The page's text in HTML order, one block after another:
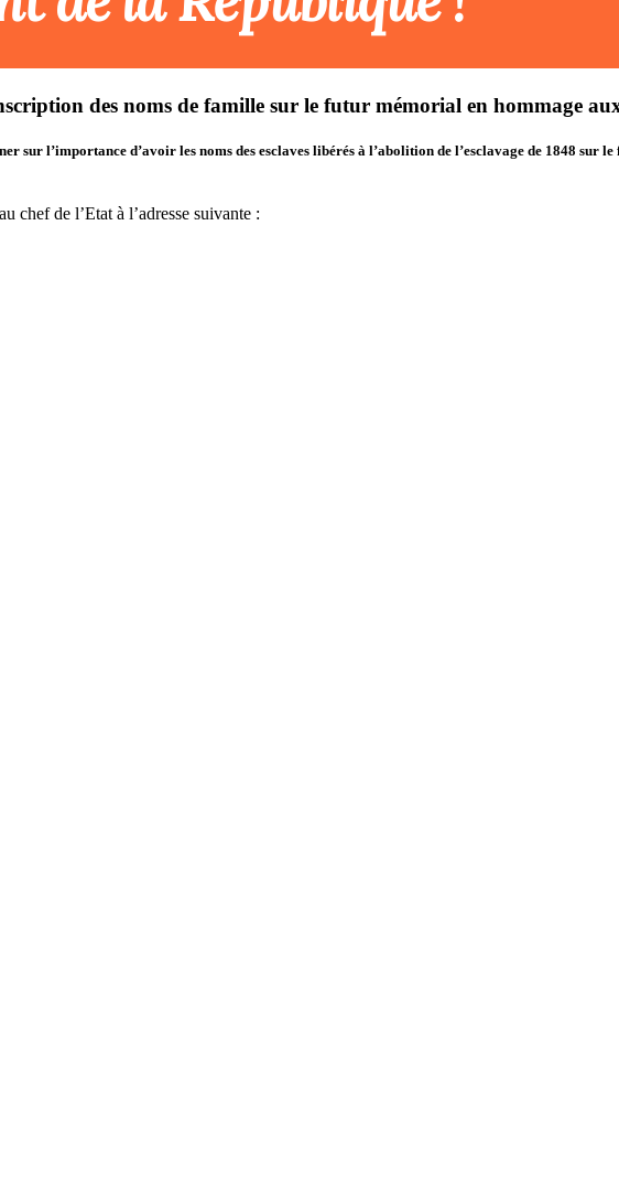
des noms de famille sur le futur mémorial en hommage
l’importance d’avoir les noms des esclaves libérés à l’abolition de l’esclavage de 1848 sur
chef de l’Etat à l’adresse suivante :